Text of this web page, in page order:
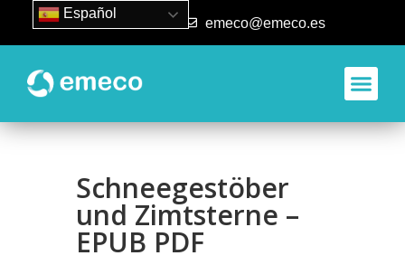
93 840 50 80 emeco@emeco.es
Schneegestöber
und Zimtsterne –
EPUB PDF
Español